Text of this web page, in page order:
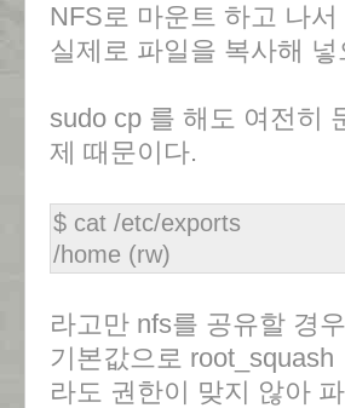
NFS로 마운트 하고 나
실제로 파일을 복사해
sudo cp 를 해도 여전히
제 때문이다.
$ cat /etc/exports
/home (rw)
라고만 nfs를 공유할 경
기본값으로
라도 권한이 맞지 않아